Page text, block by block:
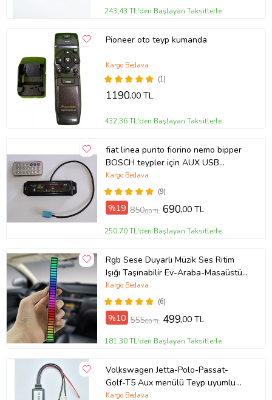
243,43 TL'den Başlayan Taksitlerle
Pioneer oto teyp kumanda
(1)
Kargo Bedava
1190,00 TL
432,36 TL'den Başlayan Taksitlerle
fiat linea punto fiorino nemo bipper
BOSCH teypler için AUX USB
(9)
Kargo Bedava
%19 850,00 TL 690,00 TL
250,70 TL'den Başlayan Taksitlerle
Rgb Sese Duyarlı Müzik Ses Ritim
Işığı Taşınabilir Ev-Araba-Masaüstü
Ekolayzer Led Çubuk Lamba
(6)
Kargo Bedava
%10 555,00 TL 499,00 TL
181,30 TL'den Başlayan Taksitlerle
Volkswagen Jetta-Polo-Passat-
Golf-T5 Aux menülü Teyp uyumlu
Mikrofonlu Bluetooth
Kargo Bedava